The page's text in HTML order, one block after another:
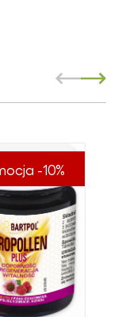
-10%